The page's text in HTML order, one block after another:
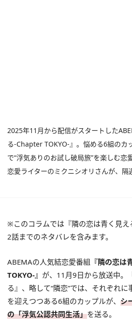
2025年11月から配信がスタートした
る-Chapter TOKYO-』。悩める6組のカ
で“浮気ありのお試し破局旅”を楽しむ恋
恋愛ライターのミクニシオリさんが、隔
※このコラムでは『隣の恋は青く見え
2話までのネタバレを含みます。
ABEMAの人気結恋愛番組 『隣の恋
TOKYO-』 が、11月9日から放送中。
る』、略して“隣恋”では、それぞれ
を迎えつつある6組のカップルが、 シ
の「浮気公認共同生活」を送る。